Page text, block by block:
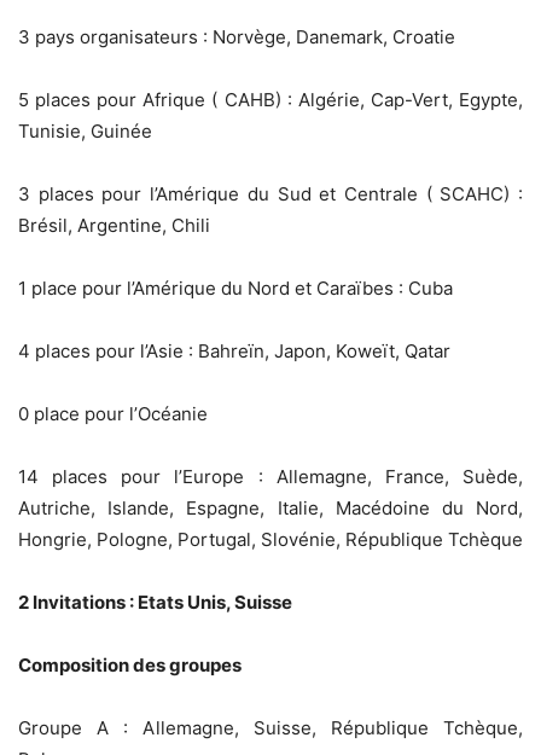
3 pays organisateurs : Norvège, Danemark, Croatie
5 places pour Afrique ( CAHB) : Algérie, Cap-Vert, Egypte,
Tunisie, Guinée
3 places pour l’Amérique du Sud et Centrale ( SCAHC) :
Brésil, Argentine, Chili
1 place pour l’Amérique du Nord et Caraïbes : Cuba
4 places pour l’Asie : Bahreïn, Japon, Koweït, Qatar
0 place pour l’Océanie
14 places pour l’Europe : Allemagne, France, Suède,
Autriche, Islande, Espagne, Italie, Macédoine du Nord,
Hongrie, Pologne, Portugal, Slovénie, République Tchèque
2 Invitations : Etats Unis, Suisse
Composition des groupes
Groupe A : Allemagne, Suisse, République Tchèque,